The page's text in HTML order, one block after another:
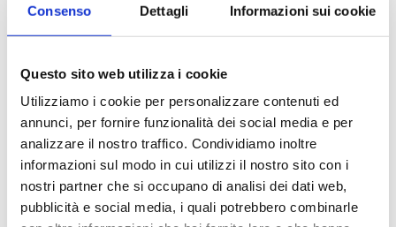
Consenso Dettagli Informazioni sui cookie
Questo sito web utilizza i cookie
Utilizziamo i cookie per personalizzare contenuti ed
annunci, per fornire funzionalità dei social media e per
analizzare il nostro traffico. Condividiamo inoltre
informazioni sul modo in cui utilizzi il nostro sito con i
nostri partner che si occupano di analisi dei dati web,
pubblicità e social media, i quali potrebbero combinarle
CATEGORIE
Chirurgia(6)
Dermatologia(5)
Dietologia (2)
Endocrinologia(4)